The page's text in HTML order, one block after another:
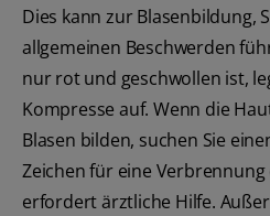
Dies kann zur Blasenbildung,
allgemeinen Beschwerden
nur rot und geschwollen ist,
Kompresse auf. Wenn die
Blasen bilden, suchen Sie
Zeichen für eine
erfordert ärztliche Hilfe.